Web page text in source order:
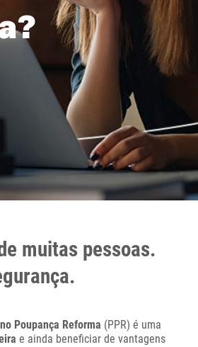
muitas pessoas.
Poupança Reforma (PPR) é uma
e ainda beneficiar de vantagens